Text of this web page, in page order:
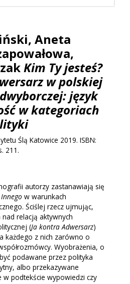
Aneta
Kim Ty jesteś?
w polskiej
język
w kategoriach
Ślą Katowice 2019. ISBN:
211.
autorzy zastanawiają się
Innego w warunkach
Ściślej rzecz ujmując,
relacją aktywnych
(Ja kontra Adwersarz)
każdego z nich zarówno o
Wyobrażenia, o
podawane przez polityka
albo przekazywane
podtekście wypowiedzi czy